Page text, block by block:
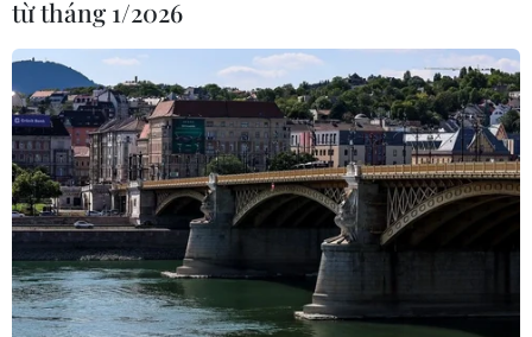
từ tháng 1/2026